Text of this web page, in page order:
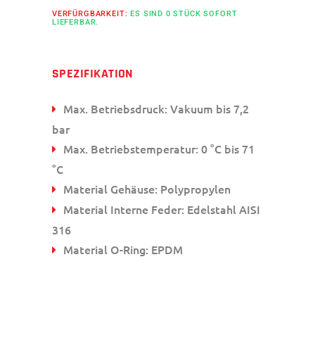
VERFÜRGBARKEIT:ES SIND 0 STÜCK SOFORT
LIEFERBAR.
SPEZIFIKATION
Max. Betriebsdruck: Vakuum bis 7,2
bar
Max. Betriebstemperatur: 0 °C bis 71
°C
Material Gehäuse: Polypropylen
Material Interne Feder: Edelstahl AISI
316
Material O-Ring: EPDM